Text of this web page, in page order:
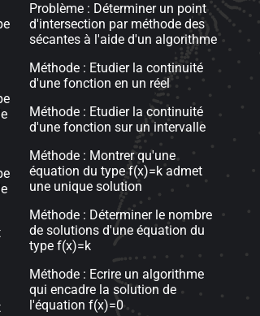
Problème : Déterminer un point
d'intersection par méthode des
sécantes à l'aide d'un algorithme
Méthode : Etudier la continuité
d'une fonction en un réel
Méthode : Etudier la continuité
d'une fonction sur un intervalle
Méthode : Montrer qu'une
équation du type f(x)=k admet
une unique solution
Méthode : Déterminer le nombre
de solutions d'une équation du
type f(x)=k
Méthode : Ecrire un algorithme
qui encadre la solution de
l'équation f(x)=0